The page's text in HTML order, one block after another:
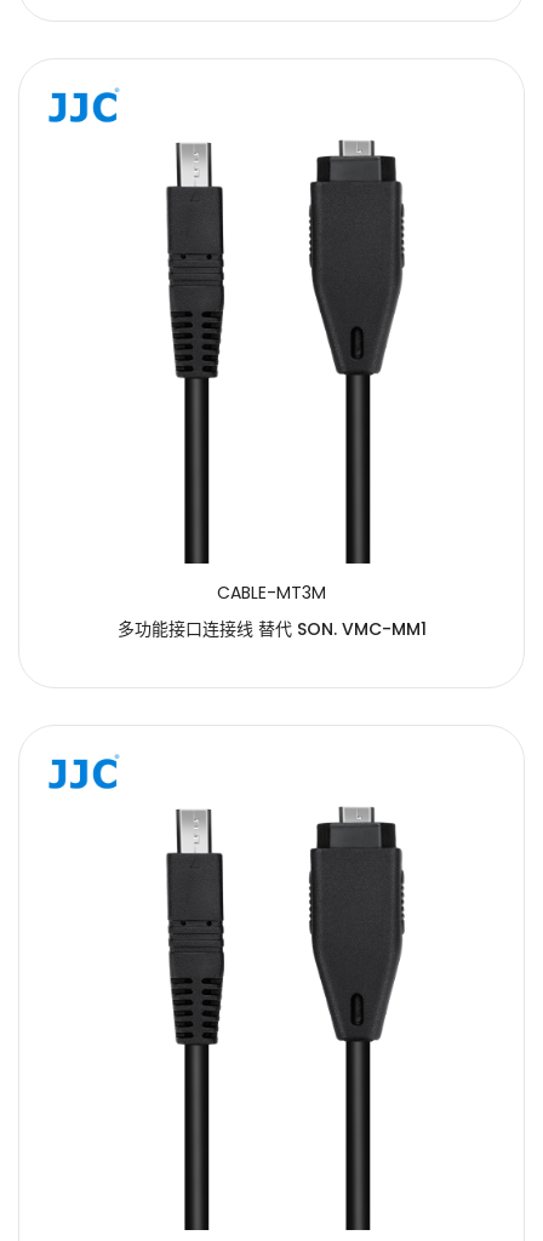
CABLE-MT3M
多功能接口连接线 替代 SON. VMC-MM1